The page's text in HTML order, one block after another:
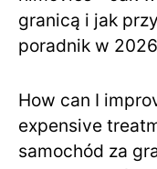
granicą i jak
poradnik w
How can I
expensive
samochód za